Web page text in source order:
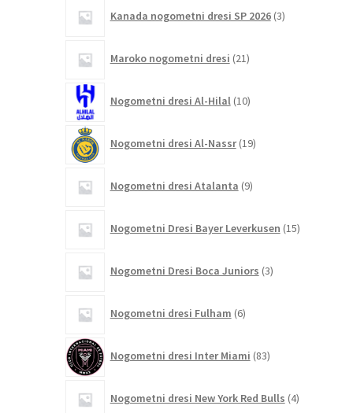
Kanada nogometni dresi SP 2026 3izdelki
Maroko nogometni dresi 21izdelkov
Nogometni dresi Al-Hilal 10izdelkov
Nogometni dresi Al-Nassr 19izdelkov
Nogometni dresi Atalanta 9izdelkov
Nogometni Dresi Bayer Leverkusen 15izdelkov
Nogometni Dresi Boca Juniors 3izdelki
Nogometni dresi Fulham 6izdelkov
Nogometni dresi Inter Miami 83izdelkov
Nogometni dresi New York Red Bulls 4izdelki